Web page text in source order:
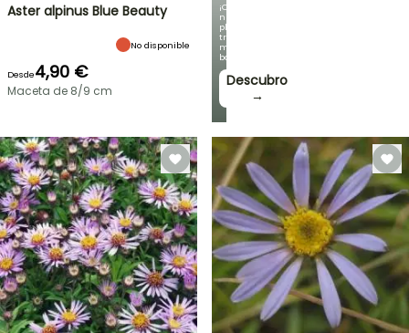
¡Con
nuestras
plantas
trepadoras
más
bonitas!
Descubro
→
Aster alpinus Blue Beauty
No disponible
Desde4,90 €
Maceta de 8/9 cm